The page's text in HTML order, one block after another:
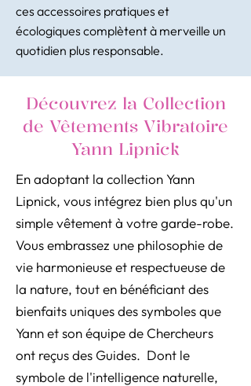
ces accessoires pratiques et
écologiques complètent à merveille un
quotidien plus responsable.
Découvrez la Collection
de Vêtements Vibratoire
Yann Lipnick
En adoptant la collection Yann
Lipnick, vous intégrez bien plus qu'un
simple vêtement à votre garde-robe.
Vous embrassez une philosophie de
vie harmonieuse et respectueuse de
la nature, tout en bénéficiant des
bienfaits uniques des symboles que
Yann et son équipe de Chercheurs
ont reçus des Guides. Dont le
symbole de l'intelligence naturelle,